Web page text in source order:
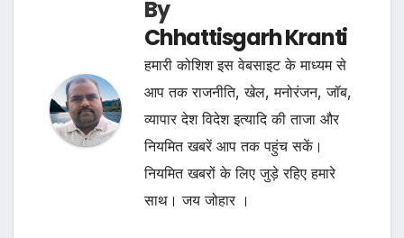
By
Chhattisgarh Kranti
हमारी कोशिश इस वेबसाइट के माध्यम से
आप तक राजनीति, खेल, मनोरंजन, जॉब,
व्यापार देश विदेश इत्यादि की ताजा और
नियमित खबरें आप तक पहुंच सकें।
नियमित खबरों के लिए जुड़े रहिए हमारे
साथ। जय जोहार ।